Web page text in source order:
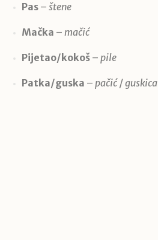
Pas –štene
Mačka –mačić
Pijetao/kokoš –pile
Patka/guska –pačić/guskica